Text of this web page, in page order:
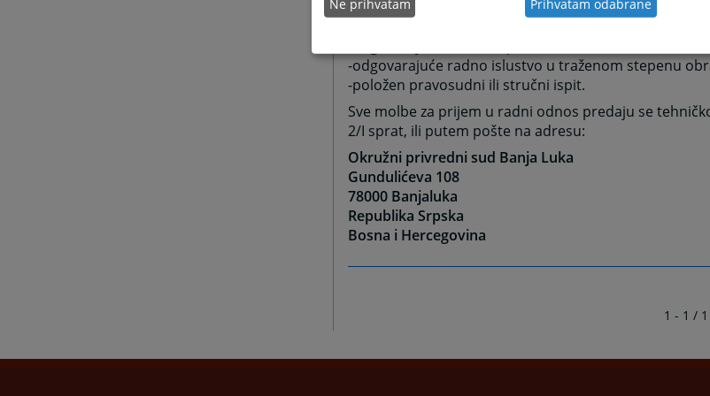
uslove:
-odgovarajuće radno islustvo u traženom stepenu
-položen pravosudni ili stručni ispit.
Sve molbe za prijem u radni odnos predaju se
2/I sprat, ili putem pošte na adresu:
Okružni privredni sud Banja Luka
Gundulićeva 108
78000 Banjaluka
Republika Srpska
Bosna i Hercegovina
1 - 1 / 1
Ne prihvatam Prihvatam odabrane